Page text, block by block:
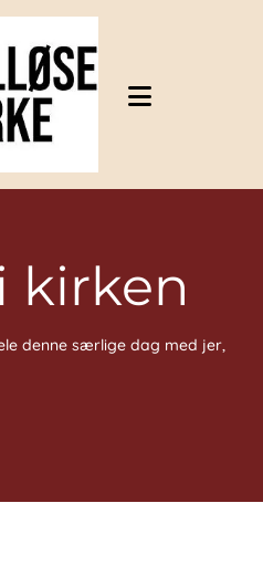
kirken
denne særlige dag med jer,